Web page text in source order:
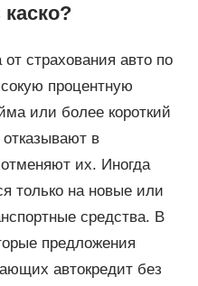
страхования авто по
процентную
или более короткий
отказывают в
их. Иногда
только на новые или
средства. В
предложения
автокредит без